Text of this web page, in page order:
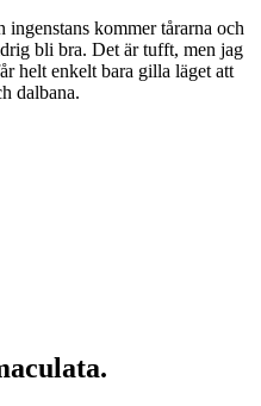
kommer tårarna och
bli bra. Det är tufft, men jag
helt enkelt bara gilla läget att
dalbana.